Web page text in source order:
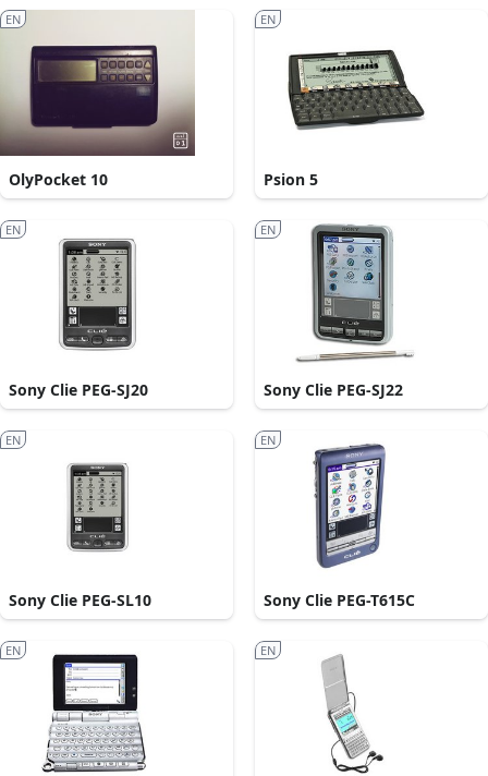
OlyPocket 10
EN
Psion 5
EN
Sony Clie PEG-SJ20
EN
Sony Clie PEG-SJ22
EN
Sony Clie PEG-SL10
EN
Sony Clie PEG-T615C
EN
EN EN